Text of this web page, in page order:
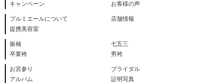
キャンペーン
お客様の声
プルミエールについて
店舗情報
提携美容室
振袖
七五三
卒業袴
男袴
お宮参り
ブライダル
アルバム
証明写真